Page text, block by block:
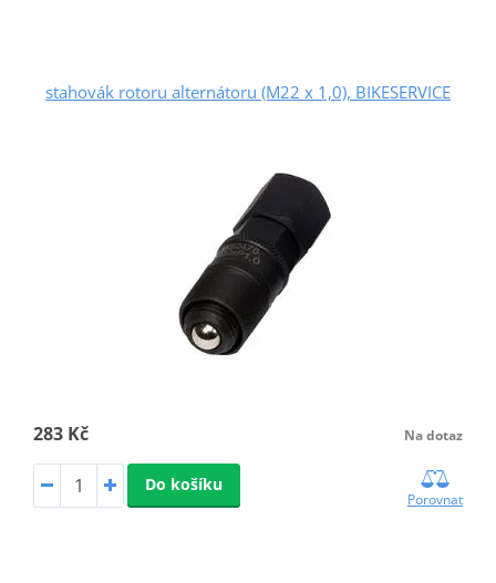
stahovák rotoru alternátoru (M22 x 1,0), BIKESERVICE
283 Kč Na dotaz
Do košíku
Porovnat